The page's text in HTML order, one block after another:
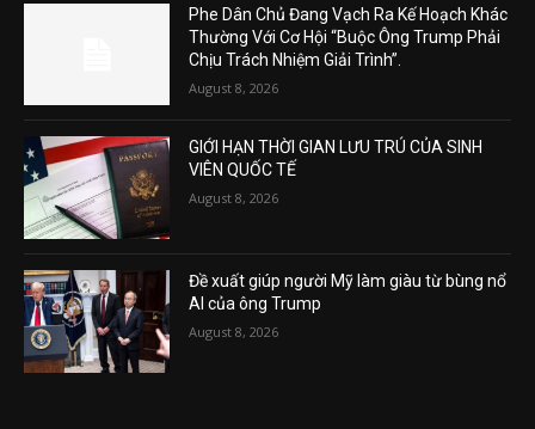
Phe Dân Chủ Đang Vạch Ra Kế Hoạch Khác
Thường Với Cơ Hội “Buộc Ông Trump Phải
Chịu Trách Nhiệm Giải Trình”.
August 8, 2026
GIỚI HẠN THỜI GIAN LƯU TRÚ CỦA SINH
VIÊN QUỐC TẾ
August 8, 2026
Đề xuất giúp người Mỹ làm giàu từ bùng nổ
AI của ông Trump
August 8, 2026